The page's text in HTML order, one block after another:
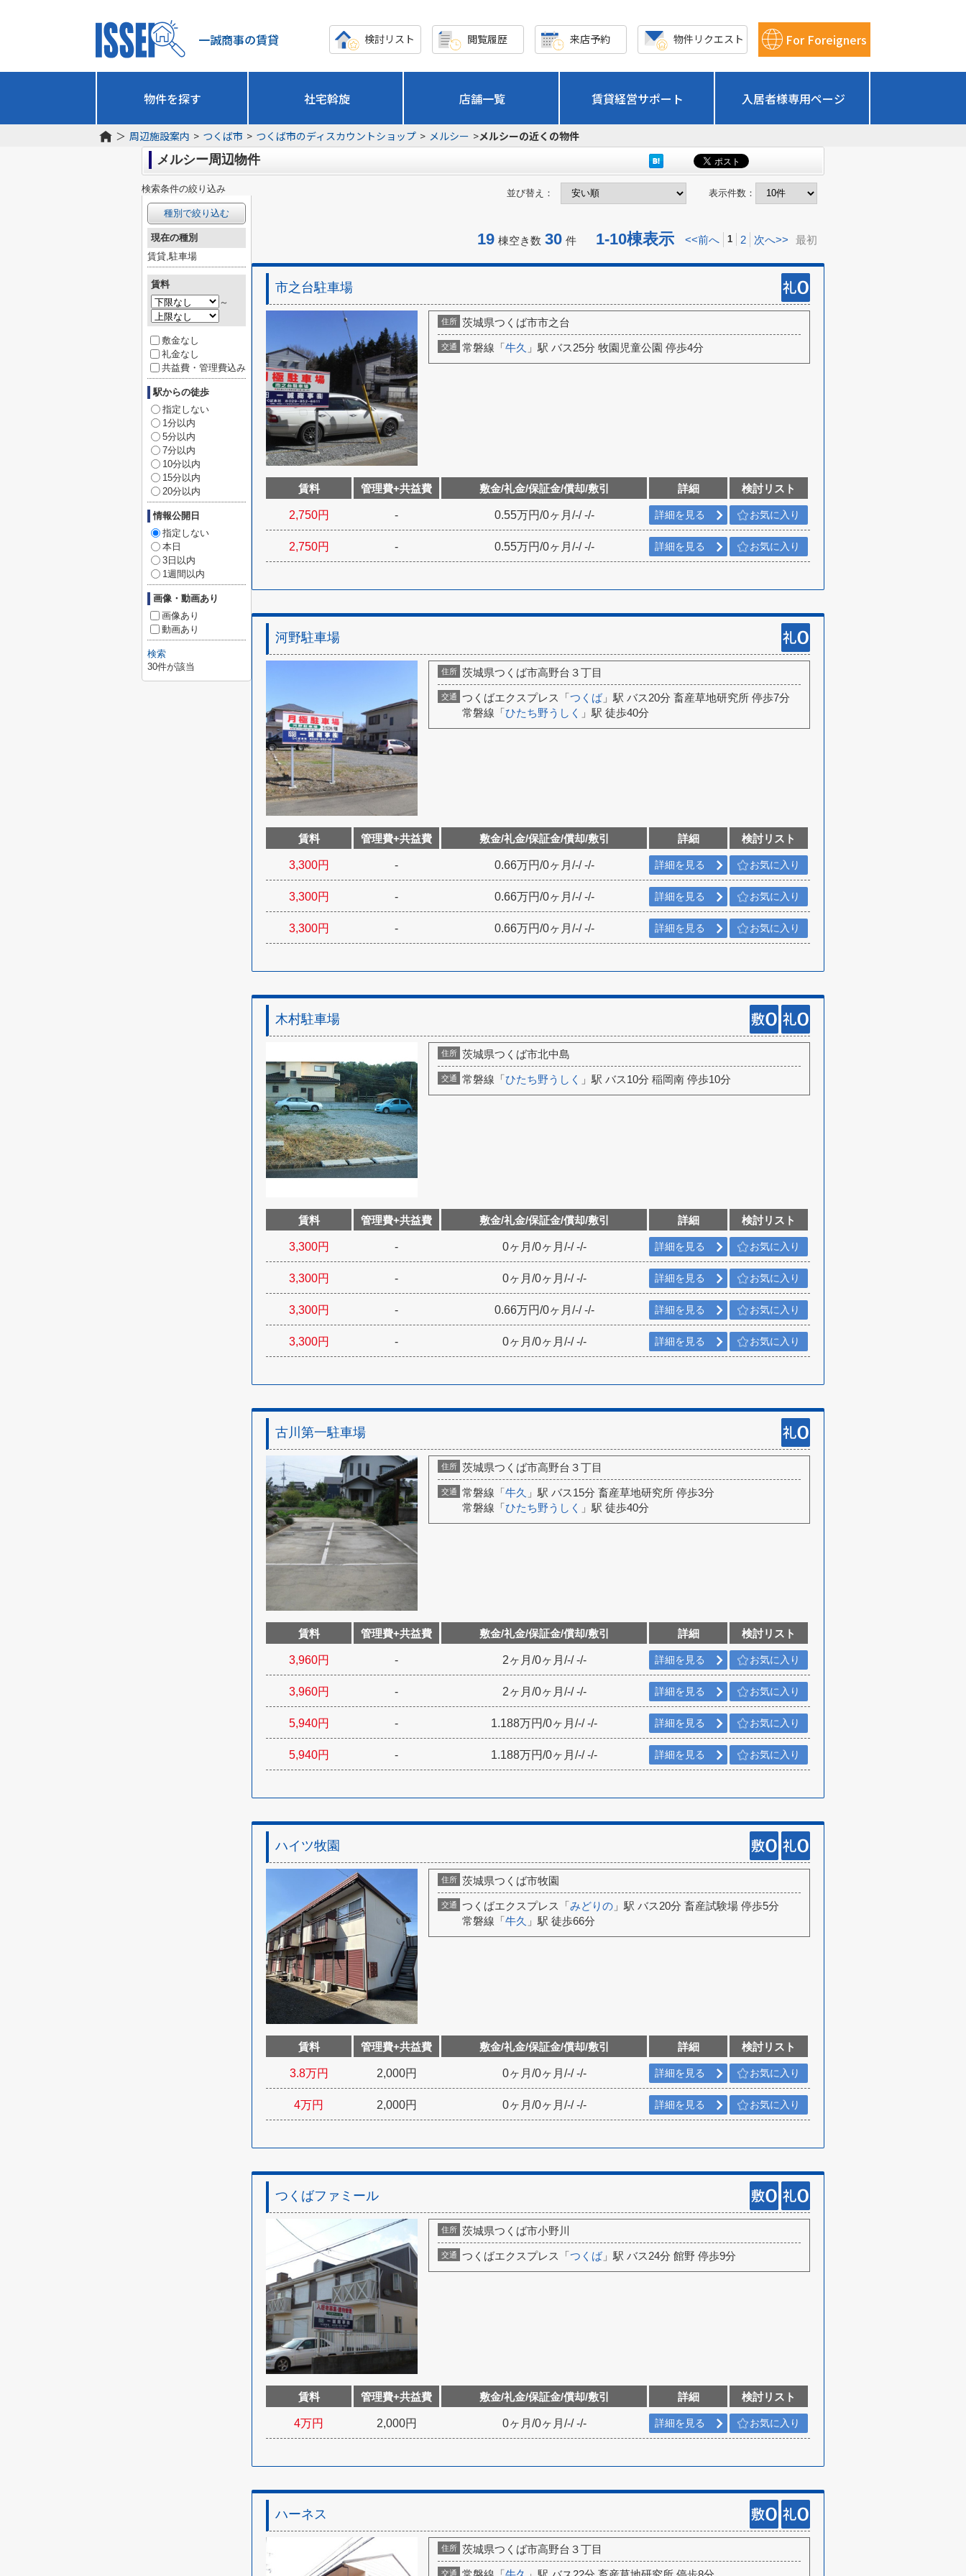
一誠商事の賃貸 検討リスト 閲覧履歴 来店予約 物件リクエスト For Foreigners
物件を探す 社宅斡旋 店舗一覧 賃貸経営サポート 入居者様専用ページ
＞ 周辺施設案内 > つくば市 > つくば市のディスカウントショップ > メルシー >メルシーの近くの物件
メルシー周辺物件
検索条件の絞り込み
種別で絞り込む
現在の種別
賃貸,駐車場
賃料
～
敷金なし
礼金なし
共益費・管理費込み
駅からの徒歩
指定しない
1分以内
5分以内
7分以内
10分以内
15分以内
20分以内
情報公開日
指定しない
本日
3日以内
1週間以内
画像・動画あり
画像あり
動画あり
検索
30件が該当
並び替え： 表示件数：
19 棟空き数 30 件 1-10棟表示 <<前へ 1 2 次へ>> 最初
市之台駐車場
住所 茨城県つくば市市之台
交通 常磐線「牛久 」駅 バス25分 牧園児童公園 停歩4分
賃料 管理費+共益費 敷金/礼金/保証金/償却/敷引 詳細 検討リスト
2,750円 - 0.55万円/0ヶ月 /-/-/- 詳細を見る お気に入り
2,750円 - 0.55万円/0ヶ月 /-/-/- 詳細を見る お気に入り
河野駐車場
住所 茨城県つくば市高野台３丁目
交通 つくばエクスプレス「つくば」駅 バス20分 畜産草地研究所 停歩7分
常磐線「ひたち野うしく 」駅 徒歩40分
賃料 管理費+共益費 敷金/礼金/保証金/償却/敷引 詳細 検討リスト
3,300円 - 0.66万円/0ヶ月 /-/-/- 詳細を見る お気に入り
3,300円 - 0.66万円/0ヶ月 /-/-/- 詳細を見る お気に入り
3,300円 - 0.66万円/0ヶ月 /-/-/- 詳細を見る お気に入り
木村駐車場
住所 茨城県つくば市北中島
交通 常磐線「ひたち野うしく 」駅 バス10分 稲岡南 停歩10分
賃料 管理費+共益費 敷金/礼金/保証金/償却/敷引 詳細 検討リスト
3,300円 - 0ヶ月 /0ヶ月 /-/-/- 詳細を見る お気に入り
3,300円 - 0ヶ月 /0ヶ月 /-/-/- 詳細を見る お気に入り
3,300円 - 0.66万円/0ヶ月 /-/-/- 詳細を見る お気に入り
3,300円 - 0ヶ月 /0ヶ月 /-/-/- 詳細を見る お気に入り
古川第一駐車場
住所 茨城県つくば市高野台３丁目
交通 常磐線「牛久 」駅 バス15分 畜産草地研究所 停歩3分
常磐線「ひたち野うしく 」駅 徒歩40分
賃料 管理費+共益費 敷金/礼金/保証金/償却/敷引 詳細 検討リスト
3,960円 - 2ヶ月 /0ヶ月 /-/-/- 詳細を見る お気に入り
3,960円 - 2ヶ月 /0ヶ月 /-/-/- 詳細を見る お気に入り
5,940円 - 1.188万円/0ヶ月 /-/-/- 詳細を見る お気に入り
5,940円 - 1.188万円/0ヶ月 /-/-/- 詳細を見る お気に入り
ハイツ牧園
住所 茨城県つくば市牧園
交通 つくばエクスプレス「みどりの 」駅 バス20分 畜産試験場 停歩5分
常磐線「牛久 」駅 徒歩66分
賃料 管理費+共益費 敷金/礼金/保証金/償却/敷引 詳細 検討リスト
3.8万円 2,000円 0ヶ月 /0ヶ月 /-/-/- 詳細を見る お気に入り
4万円 2,000円 0ヶ月 /0ヶ月 /-/-/- 詳細を見る お気に入り
つくばファミール
住所 茨城県つくば市小野川
交通 つくばエクスプレス「つくば」駅 バス24分 館野 停歩9分
賃料 管理費+共益費 敷金/礼金/保証金/償却/敷引 詳細 検討リスト
4万円 2,000円 0ヶ月 /0ヶ月 /-/-/- 詳細を見る お気に入り
ハーネス
住所 茨城県つくば市高野台３丁目
交通